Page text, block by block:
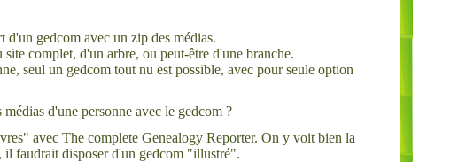
gedcom avec un zip des médias.
complet, d'un arbre, ou peut-être d'une branche.
seul un gedcom tout nu est possible, avec pour seule option
d'une personne avec le gedcom ?
avec The complete Genealogy Reporter. On y voit bien la
il faudrait disposer d'un gedcom "illustré".